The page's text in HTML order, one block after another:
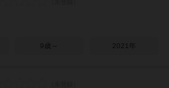
9歳～ 2021年